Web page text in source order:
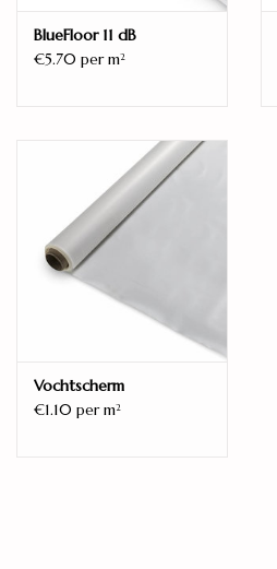
Merken
BlueFloor 11 dB
€5.70 per m2
Vochtscherm
€1.10 per m2